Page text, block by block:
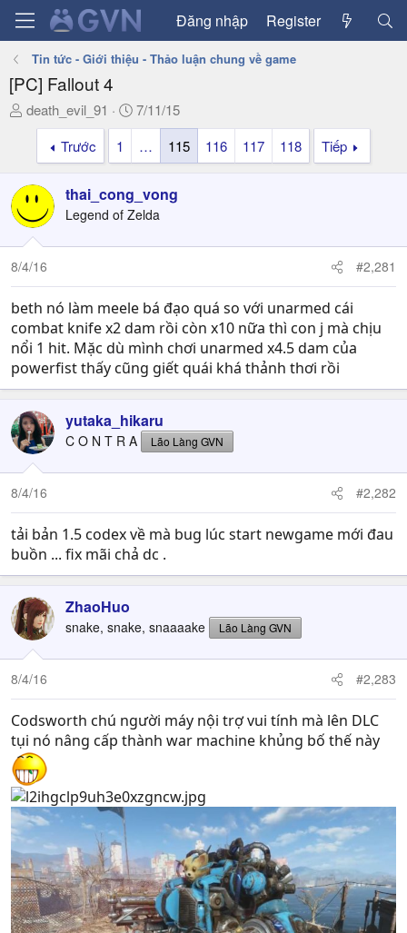
Đăng nhập Register
Tin tức - Giới thiệu - Thảo luận chung về game
[PC] Fallout 4
T
a
d
s
t
a
e
r
death_evil_91
N
g
à
y
ử
i
7/11/15
Trước
1 … 115 116 117 118 Tiếp
thai_cong_vong
Legend of Zelda
8/4/16 #2,281
beth nó làm meele bá đạo quá so với unarmed cái
combat knife x2 dam rồi còn x10 nữa thì con j mà chịu
nổi 1 hit. Mặc dù mình chơi unarmed x4.5 dam của
powerfist thấy cũng giết quái khá thảnh thơi rồi
yutaka_hikaru
C O N T R A Lão Làng GVN
8/4/16 #2,282
tải bản 1.5 codex về mà bug lúc start newgame mới đau
buồn ... fix mãi chả dc .
ZhaoHuo
snake, snake, snaaaake Lão Làng GVN
8/4/16 #2,283
Codsworth chú người máy nội trợ vui tính mà lên DLC
tụi nó nâng cấp thành war machine khủng bố thế này